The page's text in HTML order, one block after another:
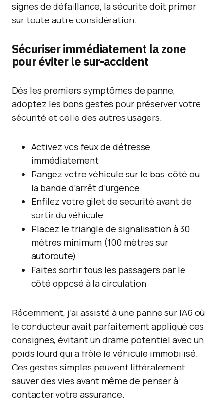
signes de défaillance, la sécurité doit primer
sur toute autre considération.
Sécuriser immédiatement la zone
pour éviter le sur-accident
Dès les premiers symptômes de panne,
adoptez les bons gestes pour préserver votre
sécurité et celle des autres usagers.
Activez vos feux de détresse
immédiatement
Rangez votre véhicule sur le bas-côté ou
la bande d’arrêt d’urgence
Enfilez votre gilet de sécurité avant de
sortir du véhicule
Placez le triangle de signalisation à 30
mètres minimum (100 mètres sur
autoroute)
Faites sortir tous les passagers par le
côté opposé à la circulation
Récemment, j’ai assisté à une panne sur l’A6 où
le conducteur avait parfaitement appliqué ces
consignes, évitant un drame potentiel avec un
poids lourd qui a frôlé le véhicule immobilisé.
Ces gestes simples peuvent littéralement
sauver des vies avant même de penser à
contacter votre assurance.